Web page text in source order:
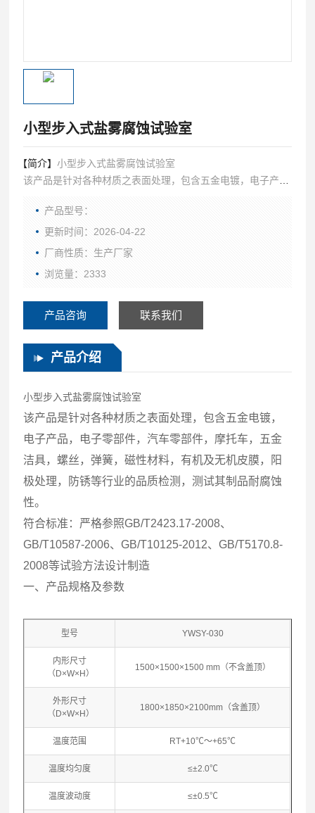
小型步入式盐雾腐蚀试验室
【简介】 小型步入式盐雾腐蚀试验室
该产品是针对各种材质之表面处理，包含五金电镀，电子产
簧，磁性材料，有机及无机皮膜，阳极处理，防锈等行业的品
质检测，测试其制品耐腐蚀性。
产品型号：
更新时间：2026-04-22
厂商性质：生产厂家
浏览量：2333
产品咨询 联系我们
产品介绍
小型步入式盐雾腐蚀试验室
该产品是针对各种材质之表面处理，包含五金电镀，
电子产品，电子零部件，汽车零部件，摩托车，五金
洁具，螺丝，弹簧，磁性材料，有机及无机皮膜，阳
极处理，防锈等行业的品质检测，测试其制品耐腐蚀
性。
符合标准：严格参照GB/T2423.17-2008、
GB/T10587-2006、GB/T10125-2012、GB/T5170.8-
2008等试验方法设计制造
一、产品规格及参数
型号 YWSY-030
内形尺寸
（D×W×H）
1500×1500×1500 mm（不含盖顶）
外形尺寸
（D×W×H）
1800×1850×2100mm（含盖顶）
温度范围 RT+10℃～+65℃
温度均匀度 ≤±2.0℃
温度波动度 ≤±0.5℃